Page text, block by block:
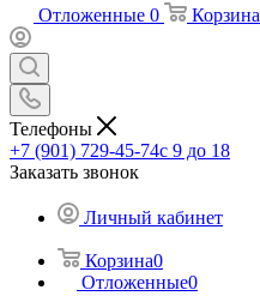
Отложенные 0 Корзина
Телефоны
+7 (901) 729-45-74c 9 до 18
Заказать звонок
Личный кабинет
Корзина0
Отложенные0